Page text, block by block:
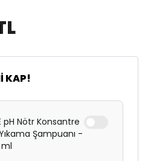
KAP!
pH Nötr Konsantre
Şampuanı -
ml